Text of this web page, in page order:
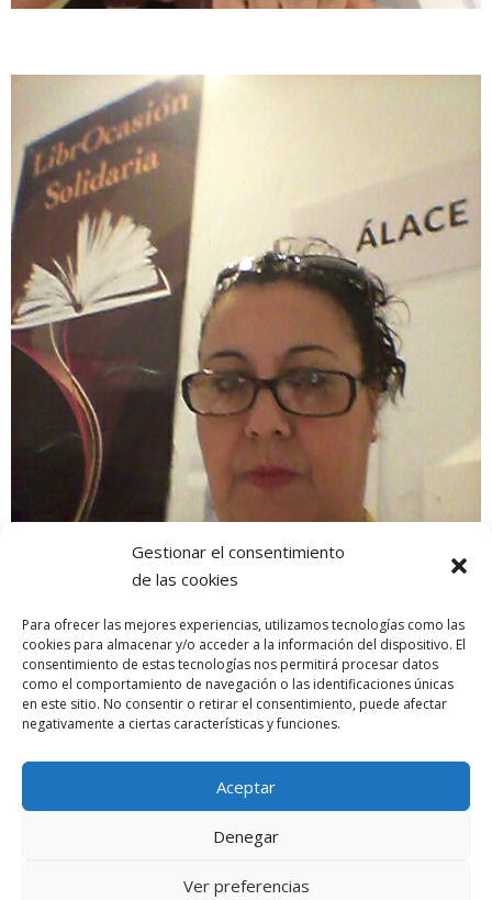
Gestionar el consentimiento
de las cookies
Para ofrecer las mejores experiencias, utilizamos tecnologías como las
cookies para almacenar y/o acceder a la información del dispositivo. El
consentimiento de estas tecnologías nos permitirá procesar datos
como el comportamiento de navegación o las identificaciones únicas
en este sitio. No consentir o retirar el consentimiento, puede afectar
negativamente a ciertas características y funciones.
Aceptar
Denegar
Ver preferencias
CARTEL ANUNCIADOR DE LA LIBROCASIÓN SOLIDARIA A FAVOR DE
Política de cookies (UE)
Términos y condiciones